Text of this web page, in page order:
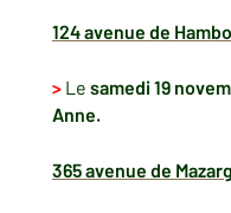
124 avenue de
> Le samedi 19
Anne.
365 avenue de